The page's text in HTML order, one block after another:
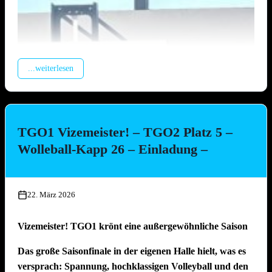
...weiterlesen
TGO1 Vizemeister! – TGO2 Platz 5 –
Wolleball-Kapp 26 – Einladung –
22. März 2026
Vizemeister! TGO1 krönt eine außergewöhnliche Saison
Das große Saisonfinale in der eigenen Halle hielt, was es
versprach: Spannung, hochklassigen Volleyball und den